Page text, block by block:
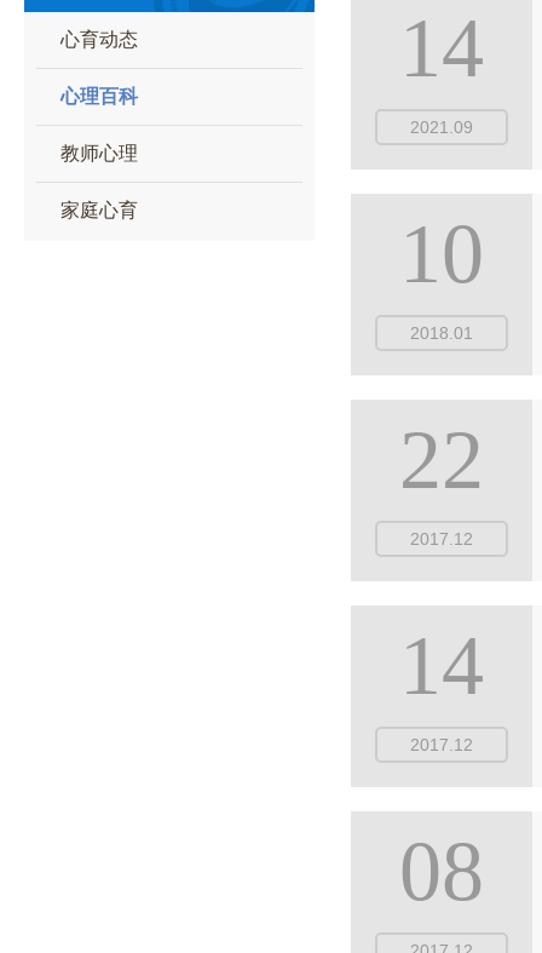
心育动态
心理百科
教师心理
家庭心育
2021.09
14
2018.01
10
2017.12
22
2017.12
14
08